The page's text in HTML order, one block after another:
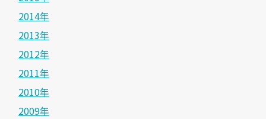
2014年
2013年
2012年
2011年
2010年
2009年